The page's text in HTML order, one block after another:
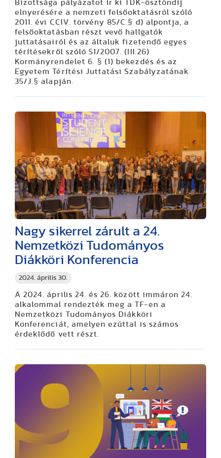
Bizottsága pályázatot ír ki TDK-ösztöndíj
elnyerésére a nemzeti felsőoktatásról szóló
2011. évi CCIV. törvény 85/C.§ d) alpontja, a
felsőoktatásban részt vevő hallgatók
juttatásairól és az általuk fizetendő egyes
térítésekről szóló 51/2007. (III.26)
Kormányrendelet 6. § (1) bekezdés és az
Egyetem Térítési Juttatási Szabályzatának
35/J.§ alapján.
2024. április 30.
Nagy sikerrel zárult a 24.
Nemzetközi Tudományos
Diákköri Konferencia
A 2024. április 24. és 26. között immáron 24.
alkalommal rendezték meg a TF-en a
Nemzetközi Tudományos Diákköri
Konferenciát, amelyen ezúttal is számos
érdeklődő vett részt.